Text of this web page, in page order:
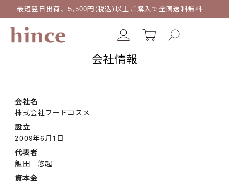
最短翌日出荷、5,500円(税込)以上ご購入で全国送料無料
会社情報
会社名
株式会社フードコスメ
設立
2009年6月1日
代表者
飯田 悠起
資本金